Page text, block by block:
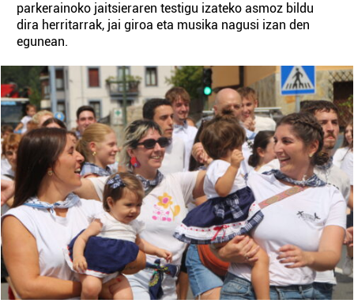
parkerainoko jaitsieraren testigu izateko asmoz bildu
dira herritarrak, jai giroa eta musika nagusi izan den
egunean.